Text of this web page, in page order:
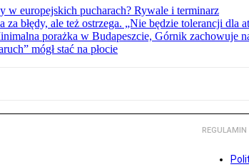
w europejskich pucharach? Rywale i terminarz
za błędy, ale też ostrzega. „Nie będzie tolerancji dla
porażka w Budapeszcie, Górnik zachowuje
mógł stać na płocie
REGULAMIN